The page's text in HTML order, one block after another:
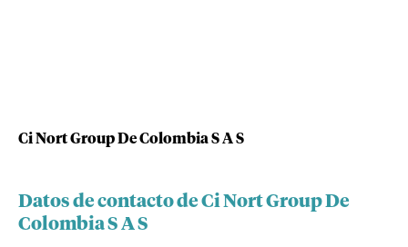
Ci Nort Group De Colombia S A S
Datos de contacto de Ci Nort Group De
Colombia S A S